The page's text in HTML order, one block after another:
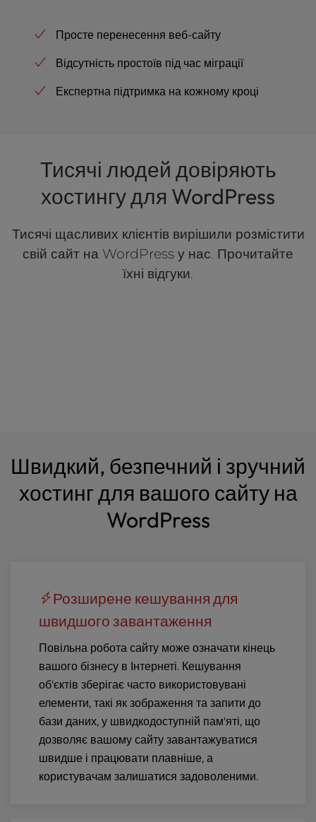
Просте перенесення веб-сайту
Відсутність простоїв під час міграції
Експертна підтримка на кожному кроці
Тисячі людей довіряють
хостингу для WordPress
Тисячі щасливих клієнтів вирішили розмістити
свій сайт на WordPress у нас. Прочитайте
їхні відгуки.
Швидкий, безпечний і зручний
хостинг для вашого сайту на
WordPress
Розширене кешування для
швидшого завантаження
Повільна робота сайту може означати кінець
вашого бізнесу в Інтернеті. Кешування
об'єктів зберігає часто використовувані
елементи, такі як зображення та запити до
бази даних, у швидкодоступній пам'яті, що
дозволяє вашому сайту завантажуватися
швидше і працювати плавніше, а
користувачам залишатися задоволеними.